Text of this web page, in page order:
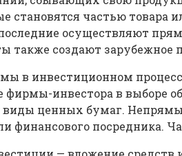
становятся частью товара
осуществляют
также создают зарубежное
в инвестиционном
фирмы-инвестора в выборе
ценных бумаг.
финансового посредника.